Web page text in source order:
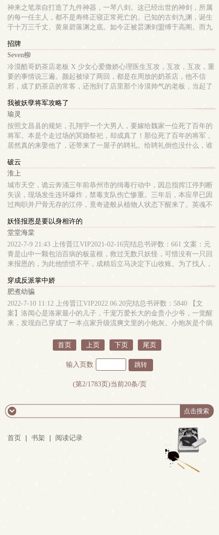
神来之笔亲自打造了九件神器，一琴八剑。这已经出世的神剑，所属
的每一任主人，都不是寿终正寝正常死亡的。已知的古剑九渊，诞生
于十万三千丈、黄泉碧落渊之底。如今正被昙渊剑盟缚于高阁。而九
的关系是亲人、朋友、爱侣、还是陌生人，最终皆会与另一柄神剑
—— 诞于极昼之光的一夕剑之主结为死仇，以三百年为一轮回，结局
仅能存活一人。历经九次生死厮杀，竟无一例外。剑圣攻X穿越受 一
个暗恋与相互救赎的故事。
招牌
Seven柳
冷漠酷哥奶茶店老板 X 少女心爱撒娇心理医生互攻，互攻，互攻，重
要的事情说三遍。颜起被绿了两回，都是在周放的奶茶店，他不信
邪，成了奶茶店的常客，还泡到了店里那个冷漠帅气的老板，当起了
起：“老板，你们这个蛋糕名字不好听。”周放眼神都不给一个，意思
是爱吃吃，不爱吃滚。颜起：“你能不能多说几句话？”周放：。追到
手之后：颜起：“放哥，奶茶太烫了。”周放（无奈）：“拿来我吹
吹。”颜起：“放放，蛋糕改个名字吧。”周放（冷酷）：“好好叫人，
随你改。”颜起：“老公，笑一个。”周放（假装镇定）：“你叫我什
道，反正他顶不住。
我被妖孽将军攻略了
瑜灵
按照文昌县的规矩，孔翔宇一个大男人，要嫁给魏家一位死了百年的
将军。本是个走过场的冥婚祭祀，却成真了！那位死了百年的将军，
居然真的来娶他了，还带来了一屋子的聘礼。给聘礼倒也没什么，谁
路。而这一桩桩的案件背后竟牵扯着一个百年前的秘密。都说姻缘天
注定。孔翔宇身为男子，理应不该与另一个男子有姻缘。他与魏泽之
间究竟有什么瓜葛？是什么让魏将军百年不愿入轮回？-------------魏
将军骁勇善战，风华绝代。本是个不差女子喜欢的好儿郎，却独独对
孔翔宇这个男子情有独钟。他是人也睡了，床也上了，甚至连兵法都
才能答应？”孔翔宇头疼万分，随口胡诌道：“你挥刀自宫，我就答
应。”魏泽皱眉道：“不行，刀会断。”孔翔宇：“……”他是真不明白，
自己怎么就偏偏被男人给看上了！他可是个直男！直男！！------------
-1.文章大体，甜一甜，虐一虐（我试试）HE2.本文主受视角3.年下，
年下！魏将军算的是阳寿！武力超群厉鬼攻X柔弱不能自理受（真
破云
淮上
城市天空，诡云奔涌三年前恭州市的缉毒行动中，因总指挥江停判断
失误，现场发生连环爆炸，禁毒支队伤亡惨重。三年后，本应早已因
过殉职并尸骨无存的江停，竟奇迹般从植物人状态下醒来了。英魂不
现代都市刑侦，英俊潇洒十项全能进可百米狙人头退可徒手拆炸弹没
事就爱装个逼的攻&因为反正随时准备完蛋所以不管发生什么事都很
淡定的受HE 新增第161章 完结
妖怪报恩是要以身相许的
堂堂海棠
2022-7-9 21:43 上传晋江VIP2021-02-16完结总书评数：661 文案：元
青是山中一颗包治百病的板蓝根，救过无数只妖怪，可惜没有一只回
来报恩的，为此他愤愤不平，成精后立马决定下山收账。为了找人，
晚，元青敲开了大妖怪家的门，咦~长得还挺俊俏。“你好，我是五百
年前在莫干山上救了你一命的那颗板蓝根，算算时间，你该向我报恩
了，听说你们大妖怪报恩都是要以身相许的，以后，你就当我媳妇儿
吧。”大妖怪微微皱眉，“哪来的”“莫干山。”元青笑眯眯。大妖怪面无
表情的拿出了一张土地所有权证明：“莫干山是我的私产，山上的一
上养你这么多年，是该报恩了，规矩懂吧，小妖精报恩也是要以身相
许的，不过媳妇你没资格，小妾吧。”9023年了，小……小小妾毫无
妖德！元青：“我……我其实敲错门了你信吗”#被大妖怪强取豪夺了怎
么办#；#大妖怪不报恩怎么办#；#我老板是一只白嫖怪！#食用指
南：1. 包治百病小妖精vs睚眦必报大妖怪2. 龙族妖精小萌文，甜甜
大妖怪不报恩怎么办立意：保护野生动物，歌颂美丽爱情
穿成反派掌中娇
肥煮幼骗
2022-7-10 11:12 上传晋江VIP2022.06.20完结总书评数：5840 【文
案】洛闻心是洛家最小的儿子，千宠万爱长大的金贵小少爷，一觉醒
来，发现自己穿成了一本点家升级流爽文里的小炮灰。小炮灰是个病
事。大反派是原书男主一生之敌，实力深不可测，性格暴戾阴鸷，常
年戴着半副面具，很少有人见过他长什么样子。勾引当然没成功，小
炮灰没蹦跶两下，就被一眼识破狐狸尾巴，被大反派掐着脖子按在水
里，生生窒息而死。穿过来之后，洛闻心紧张的要死，生怕小命不
保，但几个月过去了，他没见到什么凶残反派，反倒结识了一个对他
以前。-一朝武林大会，全江湖都看见了季晟的真面目：男人高大俊
娇艳的小美人，眉眼低垂，神情比谁都温柔。而洛闻心也终于得知了
枕边人的身份，他瑟瑟发抖，脑子里全是这一年来，自己对大反派做
的事——晚上要他哄睡。秋千要他帮推。不是他喂的水不喝。哭的时
候他必须在他身边。还把脚踩在……他的……上面…………按照原
著，这桩桩件件，都是值得被对方掐死一百次的事。洛闻心把自己躲
首页 上页 下页 尾页
输入页数
(第2/1783页)当前20条/页
首页 书架 阅读记录